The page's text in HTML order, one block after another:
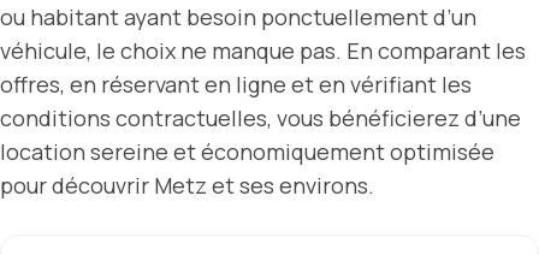
ou habitant ayant besoin ponctuellement d’un
véhicule, le choix ne manque pas. En comparant les
offres, en réservant en ligne et en vérifiant les
conditions contractuelles, vous bénéficierez d’une
location sereine et économiquement optimisée
pour découvrir Metz et ses environs.